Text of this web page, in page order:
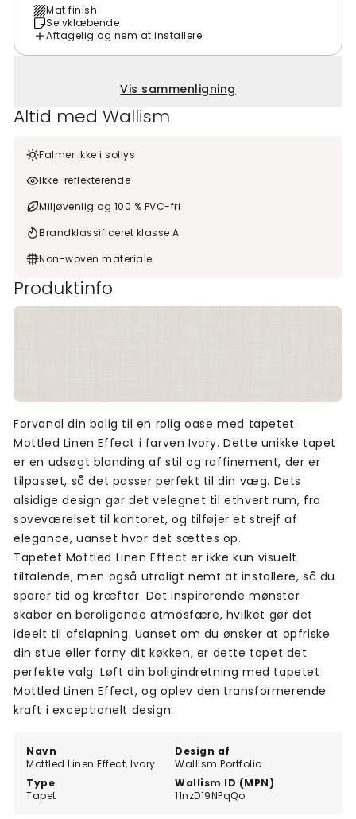
Mat finish
Selvklæbende
Aftagelig og nem at installere
Vis sammenligning
Altid med Wallism
Falmer ikke i sollys
Ikke-reflekterende
Miljøvenlig og 100 % PVC-fri
Brandklassificeret klasse A
Non-woven materiale
Produktinfo
Navn
Mottled Linen Effect, Ivory
Design af
Wallism Portfolio
Type
Tapet
Wallism ID (MPN)
11nzD19NPqQo
Forvandl din bolig til en rolig oase med tapetet
Mottled Linen Effect i farven Ivory. Dette unikke tapet
er en udsøgt blanding af stil og raffinement, der er
tilpasset, så det passer perfekt til din væg. Dets
alsidige design gør det velegnet til ethvert rum, fra
soveværelset til kontoret, og tilføjer et strejf af
elegance, uanset hvor det sættes op.
Tapetet Mottled Linen Effect er ikke kun visuelt
tiltalende, men også utroligt nemt at installere, så du
sparer tid og kræfter. Det inspirerende mønster
skaber en beroligende atmosfære, hvilket gør det
ideelt til afslapning. Uanset om du ønsker at opfriske
din stue eller forny dit køkken, er dette tapet det
perfekte valg. Løft din boligindretning med tapetet
Mottled Linen Effect, og oplev den transformerende
kraft i exceptionelt design.